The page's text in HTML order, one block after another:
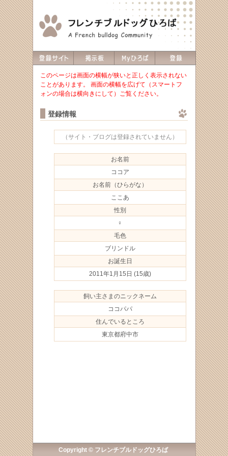
このページは画面の横幅が狭いと正しく表示されない
ことがあります。 画面の横幅を広げて（スマートフ
ォンの場合は横向きにして）ご覧ください。
登録情報
（サイト・ブログは登録されていません）
お名前
ココア
お名前（ひらがな）
ここあ
性別
♀
毛色
ブリンドル
お誕生日
2011年1月15日 (15歳)
飼い主さまのニックネーム
ココパパ
住んでいるところ
東京都府中市
Copyright © フレンチブルドッグひろば